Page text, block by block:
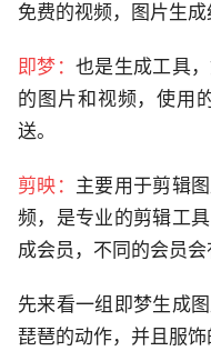
免费的视频，图片生成
即梦：也是生成工具
的图片和视频，使用
送。
剪映： 主要用于剪辑
频，是专业的剪辑工
成会员，不同的会员会
先来看一组即梦生成
琵琶的动作，并且服饰